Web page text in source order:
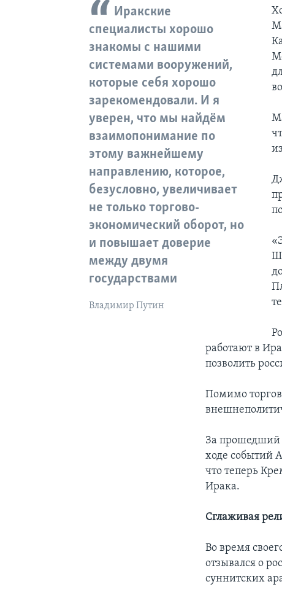
Иракские
специалисты хорошо
знакомы с нашими
системами вооружений,
которые себя хорошо
зарекомендовали. И я
уверен, что мы найдём
взаимопонимание по
этому важнейшему
направлению, которое,
безусловно, увеличивает
не только торгово-
экономический оборот, но
и повышает доверие
между двумя
государствами
Владимир Путин
работают в
позволить
Помимо
За прошедший
ходе событий
что теперь
Ирака.
Сглаживая
Во время
отзывался о
суннитских